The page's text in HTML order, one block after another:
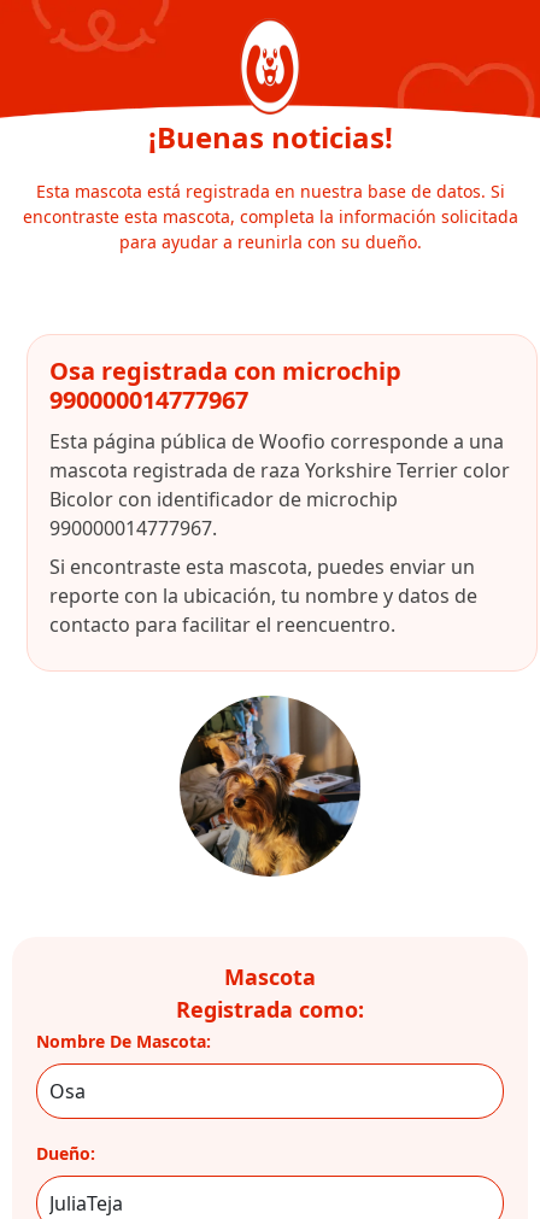
¡Buenas noticias!
Esta mascota está registrada en nuestra base de datos. Si
encontraste esta mascota, completa la información solicitada
para ayudar a reunirla con su dueño.
Osa registrada con microchip
990000014777967
Esta página pública de Woofio corresponde a una
mascota registrada de raza Yorkshire Terrier color
Bicolor con identificador de microchip
990000014777967.
Si encontraste esta mascota, puedes enviar un
reporte con la ubicación, tu nombre y datos de
contacto para facilitar el reencuentro.
Mascota
Registrada como:
Nombre De Mascota:
Dueño: